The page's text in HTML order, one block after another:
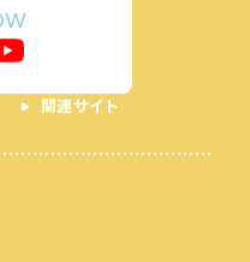
関連サイト